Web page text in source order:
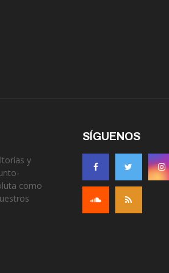
y
como
SÍGUENOS